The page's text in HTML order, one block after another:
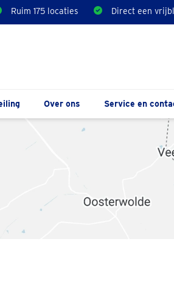
Ruim 175 locaties Direct een
Over ons Service en